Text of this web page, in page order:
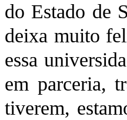
do Estado de
deixa muito
essa
em parceria,
tiverem,